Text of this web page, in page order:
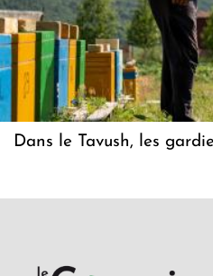
Dans le Tavush, les